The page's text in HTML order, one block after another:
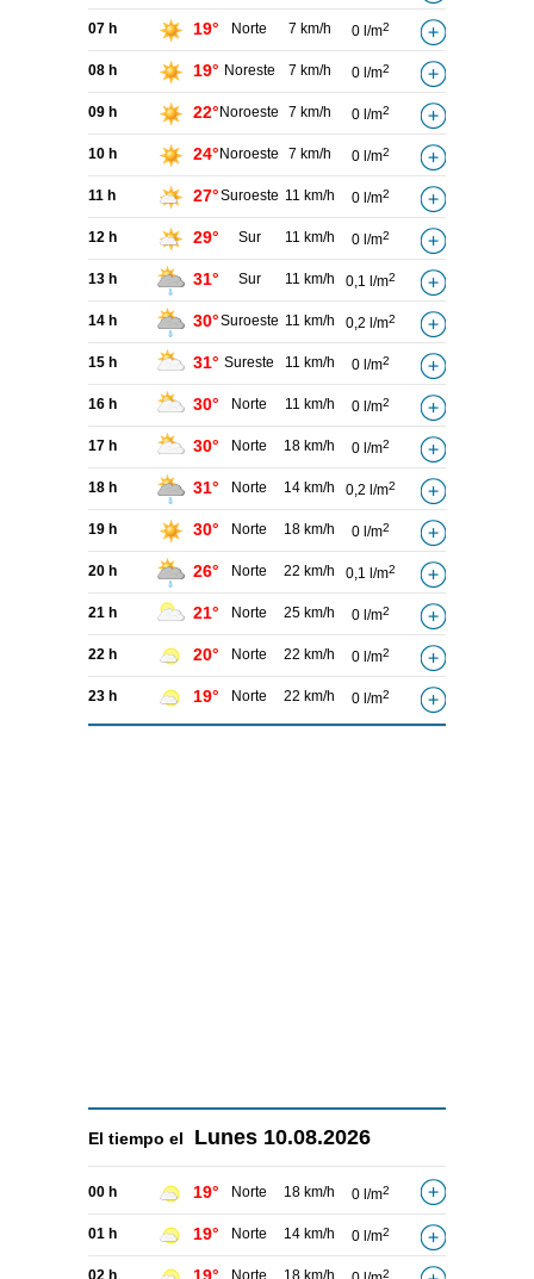
07 h 19° Norte 7 km/h 0 l/m2
08 h 19° Noreste 7 km/h 0 l/m2
09 h 22° Noroeste 7 km/h 0 l/m2
10 h 24° Noroeste 7 km/h 0 l/m2
11 h 27°Suroeste 11 km/h 0 l/m2
12 h 29° Sur 11 km/h 0 l/m2
13 h 31° Sur 11 km/h 0,1 l/m2
14 h 30°Suroeste 11 km/h 0,2 l/m2
15 h 31° Sureste 11 km/h 0 l/m2
16 h 30° Norte 11 km/h 0 l/m2
17 h 30° Norte 18 km/h 0 l/m2
18 h 31° Norte 14 km/h 0,2 l/m2
19 h 30° Norte 18 km/h 0 l/m2
20 h 26° Norte 22 km/h 0,1 l/m2
21 h 21° Norte 25 km/h 0 l/m2
22 h 20° Norte 22 km/h 0 l/m2
23 h 19° Norte 22 km/h 0 l/m2
El tiempo el Lunes 10.08.2026
00 h 19° Norte 18 km/h 0 l/m2
01 h 19° Norte 14 km/h 0 l/m2
2